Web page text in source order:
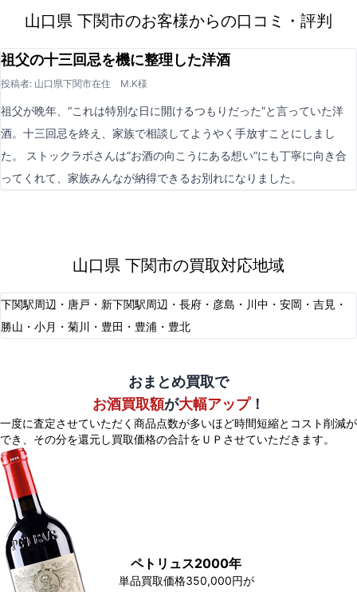
山口県 下関市のお客様からの口コミ・評判
祖父の十三回忌を機に整理した洋酒
投稿者: 山口県下関市在住 M.K様
祖父が晩年、“これは特別な日に開けるつもりだった”と言っていた洋
酒。十三回忌を終え、家族で相談してようやく手放すことにしまし
た。 ストックラボさんは“お酒の向こうにある想い”にも丁寧に向き合
ってくれて、家族みんなが納得できるお別れになりました。
山口県 下関市の買取対応地域
下関駅周辺・唐戸・新下関駅周辺・長府・彦島・川中・安岡・吉見・
勝山・小月・菊川・豊田・豊浦・豊北
おまとめ買取で
お酒買取額が大幅アップ！
一度に査定させていただく商品点数が多いほど時間短縮とコスト削減が
でき、 その分を還元し買取価格の合計をＵＰさせていただきます。
ペトリュス2000年
単品買取価格350,000円が